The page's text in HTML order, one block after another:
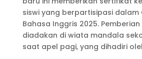
siswi yang berpartisipasi dalam
Bahasa Inggris 2025.
diadakan di wiata mandala
saat apel pagi, yang dihadiri